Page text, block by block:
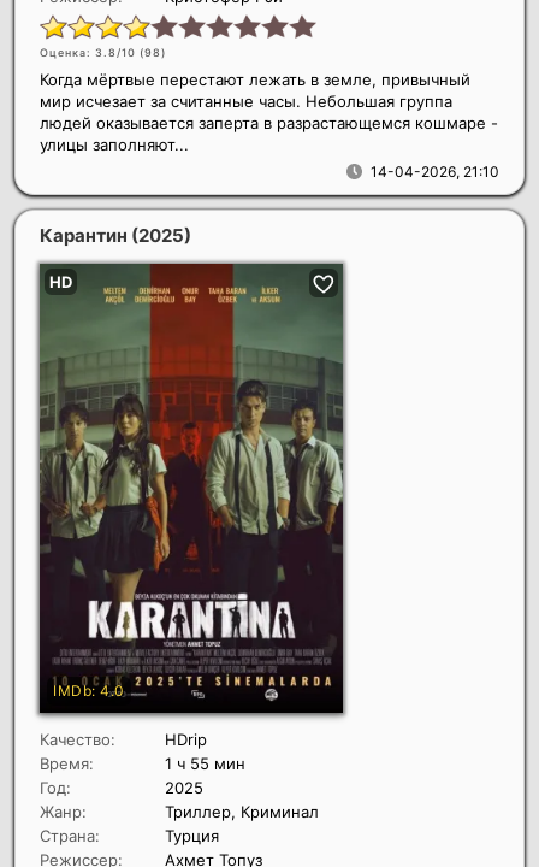
Оценка: 3.8/10 (98)
14-04-2026, 21:10
Когда мёртвые перестают лежать в земле, привычный
мир исчезает за считанные часы. Небольшая группа
людей оказывается заперта в разрастающемся кошмаре -
улицы заполняют...
Карантин (2025)
Качество:
HDrip
Время:
1 ч 55 мин
Год:
2025
Жанр:
Триллер, Криминал
Страна:
Турция
Режиссер:
Ахмет Топуз